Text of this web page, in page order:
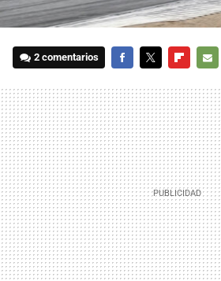
2 comentarios
MAIL